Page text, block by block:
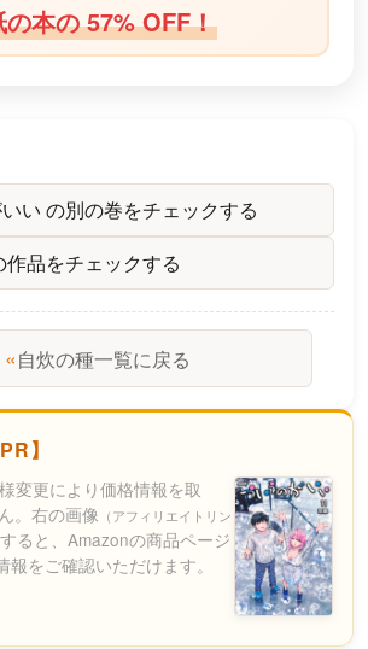
の本の 57% OFF！
い の別の巻をチェックする
品をチェックする
«自炊の種一覧に戻る
】
変更により価格情報を取
。右の画像 （アフィリエイトリン
ると、Amazonの商品ページ
をご確認いただけます。